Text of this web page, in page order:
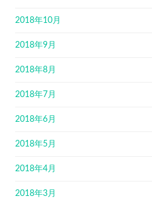
2018年10月
2018年9月
2018年8月
2018年7月
2018年6月
2018年5月
2018年4月
2018年3月